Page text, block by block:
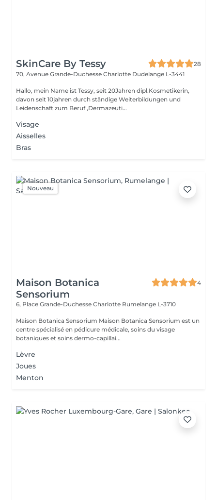
SkinCare By Tessy
28
70, Avenue Grande-Duchesse Charlotte Dudelange L-3441
Hallo, mein Name ist Tessy, seit 20Jahren dipl.Kosmetikerin,
davon seit 10jahren durch ständige Weiterbildungen und
Leidenschaft zum Beruf ,Dermazeuti...
Visage
Aisselles
Bras
Nouveau
Maison Botanica
Sensorium
4
6, Place Grande-Duchesse Charlotte Rumelange L-3710
Maison Botanica Sensorium Maison Botanica Sensorium est un
centre spécialisé en pédicure médicale, soins du visage
botaniques et soins dermo-capillai...
Lèvre
Joues
Menton